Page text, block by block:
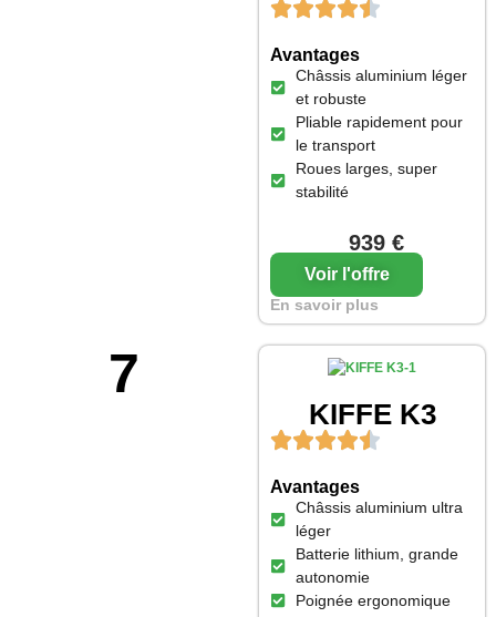
Avantages
Châssis aluminium léger
et robuste
Pliable rapidement pour
le transport
Roues larges, super
stabilité
939 €
Voir l'offre
En savoir plus
7
KIFFE K3
Avantages
Châssis aluminium ultra
léger
Batterie lithium, grande
autonomie
Poignée ergonomique